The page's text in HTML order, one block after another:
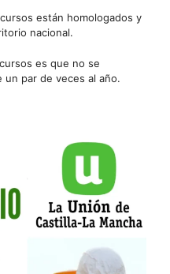
están homologados y
nacional.
es que no se
un par de veces al año.